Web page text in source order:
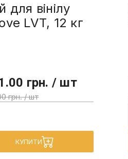
для вінілу
LVT, 12 кг
грн. / шт
грн. / шт
КУПИТИ